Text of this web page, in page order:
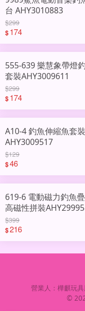
台 AHY3010883
$299
$174
555-639 樂慧象帶燈
套裝AHY3009611
$299
$174
A10-4 釣魚伸縮魚套裝
AHY3009517
$129
$46
619-6 電動磁力釣魚
高磁性拼裝
$399
$216
營業人： 樺麒玩
©